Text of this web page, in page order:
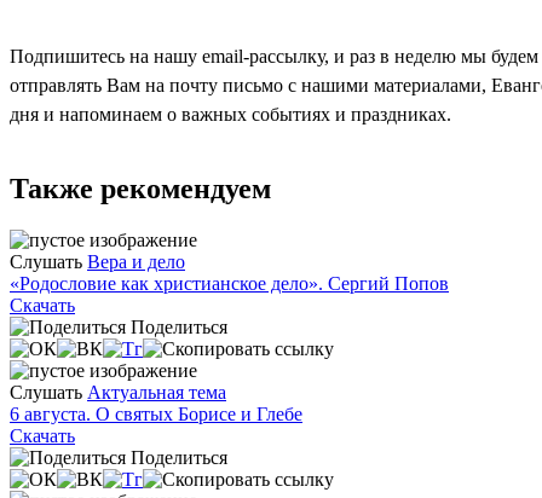
Подпишитесь на нашу email-рассылку, и раз в неделю мы будем
отправлять Вам на почту письмо с нашими материалами,
дня и напоминаем о важных событиях и праздниках.
Также рекомендуем
Слушать Вера и дело
«Родословие как христианское дело». Сергий Попов
Скачать
Поделиться
Слушать Актуальная тема
6 августа. О святых Борисе и Глебе
Скачать
Поделиться